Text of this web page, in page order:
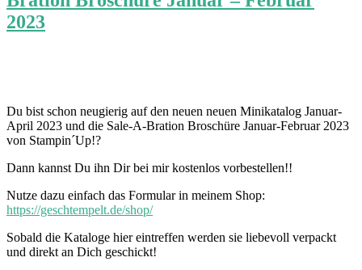
2023
Du bist schon neugierig auf den neuen neuen Minikatalog Januar-
April 2023 und die Sale-A-Bration Broschüre Januar-Februar 2023
von Stampin´Up!?
Dann kannst Du ihn Dir bei mir kostenlos vorbestellen!!
Nutze dazu einfach das Formular in meinem Shop:
https://geschtempelt.de/shop/
Sobald die Kataloge hier eintreffen werden sie liebevoll verpackt
und direkt an Dich geschickt!